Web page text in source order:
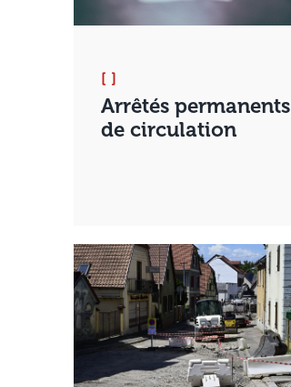
[ ]
Arrêtés permanents
de circulation